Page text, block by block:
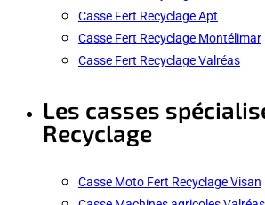
Casse Fert Recyclage Apt
Casse Fert Recyclage Montélimar
Casse Fert Recyclage Valréas
Les casses
Recyclage
Casse Moto Fert Recyclage Visan